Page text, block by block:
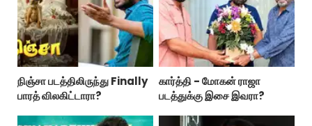
நிஞ்சா படத்திலிருந்து Finally
பாரத் விலகிட்டாரா?
கார்த்தி - மோகன் ராஜா
படத்துக்கு இசை இவரா?